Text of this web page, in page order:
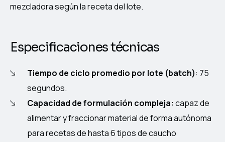
mezcladora según la receta del lote.
Especificaciones técnicas
Tiempo de ciclo promedio por lote (batch): 75
segundos.
Capacidad de formulación compleja: capaz de
alimentar y fraccionar material de forma autónoma
para recetas de hasta 6 tipos de caucho